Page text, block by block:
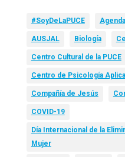
#SoyDeLaPUCE
AUSJAL Biología
Centro Cultural de la PUCE
Centro de Psicología
Compañía de Jesús
COVID-19
Día Internacional de la
Mujer